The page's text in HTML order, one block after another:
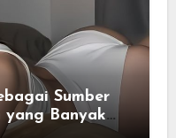
Sumber
Banyak